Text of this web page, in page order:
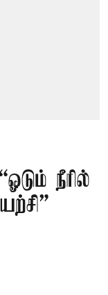
நீரில்
–